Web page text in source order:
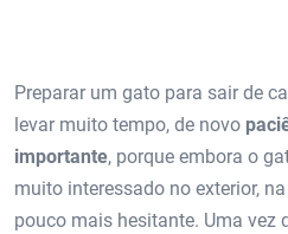
Preparar um gato para sair de
levar muito tempo, de novo
importante, porque embora o
muito interessado no exterior,
pouco mais hesitante. Uma vez